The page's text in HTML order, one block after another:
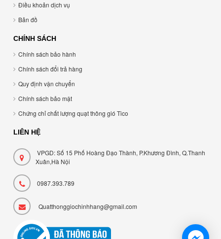
Điều khoản dịch vụ
Bản đồ
CHÍNH SÁCH
Chính sách bảo hành
Chính sách đổi trả hàng
Quy định vận chuyển
Chính sách bảo mật
Chứng chỉ chất lượng quạt thông gió Tico
LIÊN HỆ
VPGD: Số 15 Phố Hoàng Đạo Thành, P.Khương Đình, Q.Thanh
Xuân,Hà Nội
0987.393.789
Quatthonggiochinhhang@gmail.com